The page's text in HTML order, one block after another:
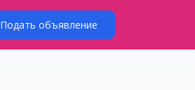
Подать объявление